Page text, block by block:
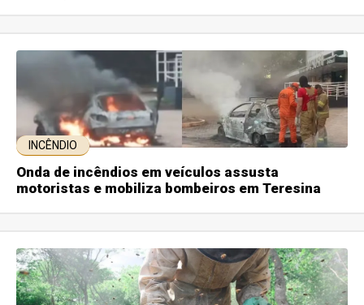
INCÊNDIO
Onda de incêndios em veículos assusta
motoristas e mobiliza bombeiros em Teresina